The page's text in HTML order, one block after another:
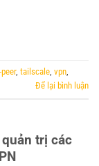
, tailscale vpn
Để lại bình luận
trị các